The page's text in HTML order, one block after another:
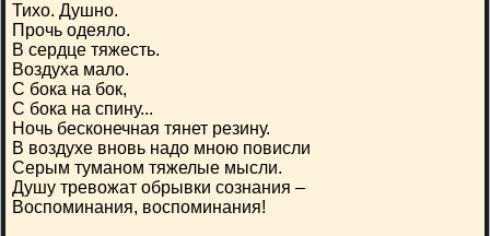
Тихо. Душно.
Прочь одеяло.
В сердце тяжесть.
Воздуха мало.
С бока на бок,
С бока на спину...
Ночь бесконечная тянет резину.
В воздухе вновь надо мною повисли
Серым туманом тяжелые мысли.
Душу тревожат обрывки сознания –
Воспоминания, воспоминания!